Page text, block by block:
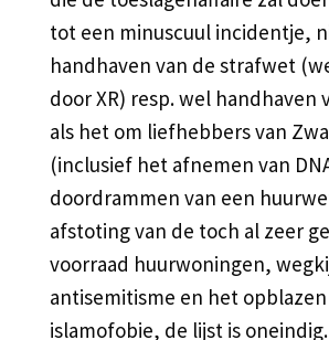
tot een minuscuul incidentje,
handhaven van de strafwet
door XR) resp. wel handhaven
als het om liefhebbers van
(inclusief het afnemen van
doordrammen van een
afstoting van de toch al zeer
voorraad huurwoningen,
antisemitisme en het
islamofobie, de lijst is oneindig.